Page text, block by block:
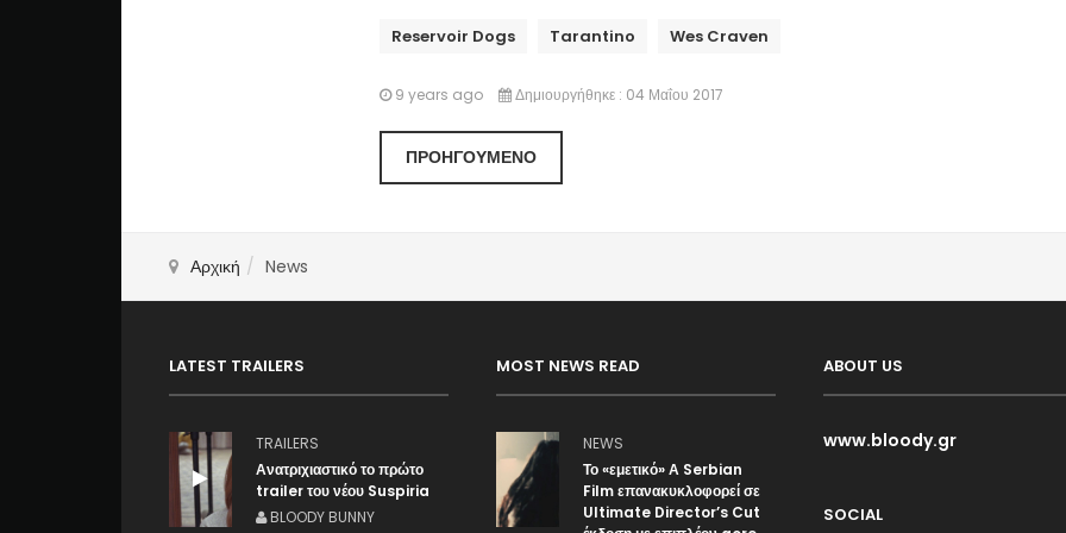
Reservoir Dogs Tarantino Wes Craven
9 years ago Δημιουργήθηκε : 04 Μαΐου 2017
ΠΡΟΗΓΟΎΜΕΝΟ
Αρχική News
LATEST TRAILERS
TRAILERS
Ανατριχιαστικό το πρώτο
trailer του νέου Suspiria
BLOODY BUNNY
MOST NEWS READ
NEWS
Το «εμετικό» Α Serbian
Film επανακυκλοφορεί σε
Ultimate Director’s Cut
ABOUT US
www.bloody.gr
SOCIAL